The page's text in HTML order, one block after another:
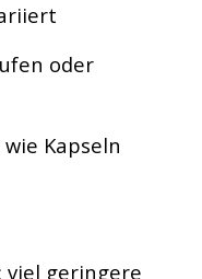
oder
Kapseln
viel geringere